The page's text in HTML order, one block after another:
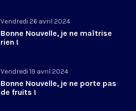
Vendredi 26 avril 2024
Bonne Nouvelle, je ne maîtrise
rien !
Vendredi 19 avril 2024
Bonne Nouvelle, je ne porte pas
de fruits !